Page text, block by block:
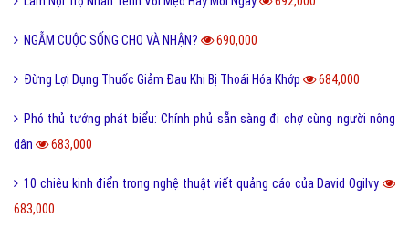
NGẪM CUỘC SỐNG CHO VÀ NHẬN? 690,000
Đừng Lợi Dụng Thuốc Giảm Đau Khi Bị Thoái Hóa Khớp 684,000
Phó thủ tướng phát biểu: Chính phủ sẵn sàng đi chợ cùng người nông
dân
683,000
10 chiêu kinh điển trong nghệ thuật viết quảng cáo của David Ogilvy
683,000